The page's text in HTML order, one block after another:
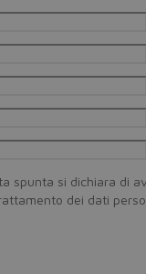
spunta si dichiara di
dei dati